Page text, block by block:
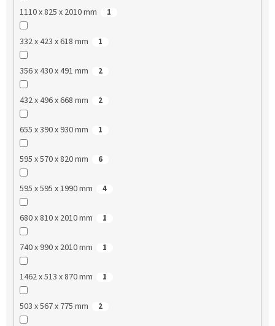
1110 x 825 x 2010 mm 1
332 x 423 x 618 mm 1
356 x 430 x 491 mm 2
432 x 496 x 668 mm 2
655 x 390 x 930 mm 1
595 x 570 x 820 mm 6
595 x 595 x 1990 mm 4
680 x 810 x 2010 mm 1
740 x 990 x 2010 mm 1
1462 x 513 x 870 mm 1
503 x 567 x 775 mm 2